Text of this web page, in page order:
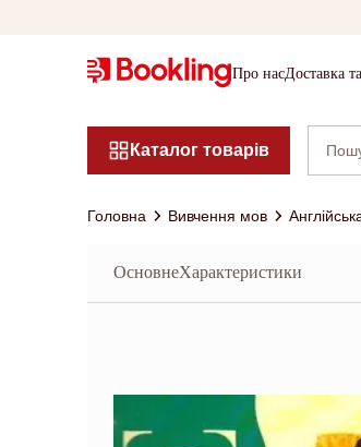
Про насДоставка
Каталог товарів
Головна Вивчення мов
ОсновнеХарактеристики